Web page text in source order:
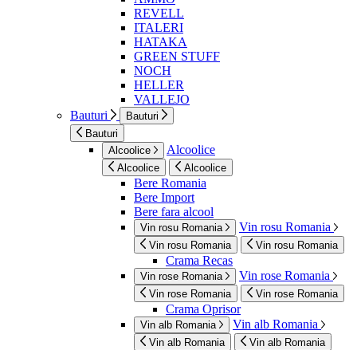
REVELL
ITALERI
HATAKA
GREEN STUFF
NOCH
HELLER
VALLEJO
Bauturi
Bauturi
Bauturi
Alcoolice
Alcoolice
Alcoolice Alcoolice
Bere Romania
Bere Import
Bere fara alcool
Vin rosu Romania Vin rosu Romania
Vin rosu Romania Vin rosu Romania
Crama Recas
Vin rose Romania Vin rose Romania
Vin rose Romania Vin rose Romania
Crama Oprisor
Vin alb Romania Vin alb Romania
Vin alb Romania Vin alb Romania